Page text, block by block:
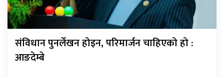
संविधान पुनर्लेखन होइन, परिमार्जन चाहिएको हो :
आङदेम्बे